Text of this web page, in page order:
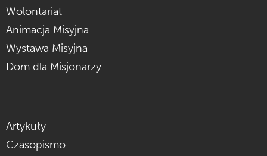
Wolontariat
Animacja Misyjna
Wystawa Misyjna
Dom dla Misjonarzy
Artykuły
Czasopismo